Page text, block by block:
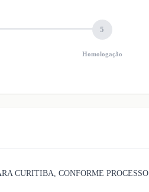
5
Homologação
CURITIBA, CONFORME PROCESSO